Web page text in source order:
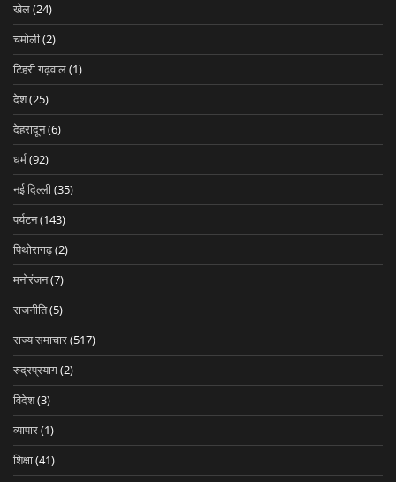
खेल(24)
चमोली(2)
टिहरी गढ़वाल(1)
देश(25)
देहरादून(6)
धर्म(92)
नई दिल्ली(35)
पर्यटन(143)
पिथोरागढ़(2)
मनोरंजन(7)
राजनीति(5)
राज्य समाचार(517)
रुद्रप्रयाग(2)
विदेश(3)
व्यापार(1)
शिक्षा(41)